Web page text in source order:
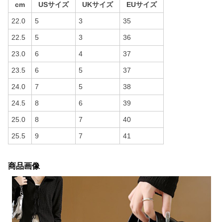
cm USサイズ UKサイズ EUサイズ
22.0 5 3 35
22.5 5 3 36
23.0 6 4 37
23.5 6 5 37
24.0 7 5 38
24.5 8 6 39
25.0 8 7 40
25.5 9 7 41
商品画像